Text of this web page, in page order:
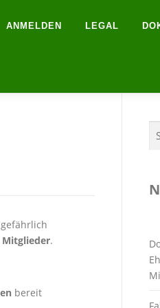
ANMELDEN LEGAL
Mitglieder.
bereit